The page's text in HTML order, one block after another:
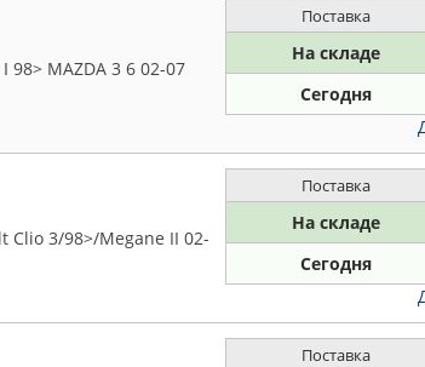
98> MAZDA 3 6 02-07
Поставка
На складе
Сегодня
Clio 3/98>/Megane II 02-
Поставка
На складе
Сегодня
Поставка